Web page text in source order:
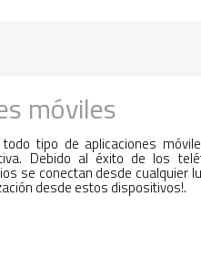
móviles
todo tipo de aplicaciones
Debido al éxito de los
se conectan desde cualquier
desde estos dispositivos!.